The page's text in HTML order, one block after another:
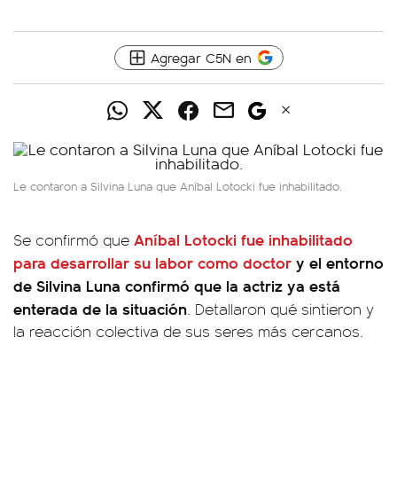
Agregar C5N en
Le contaron a Silvina Luna que Aníbal Lotocki fue inhabilitado.
Se confirmó que Aníbal Lotocki fue inhabilitado
para desarrollar su labor como doctor y el entorno
de Silvina Luna confirmó que la actriz ya está
enterada de la situación. Detallaron qué sintieron y
la reacción colectiva de sus seres más cercanos.